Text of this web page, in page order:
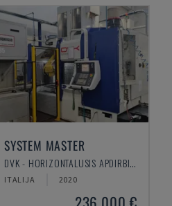
SYSTEM MASTER
DVK - HORIZONTALUSIS APDIRBIMO CENTRAS
ITALIJA 2020